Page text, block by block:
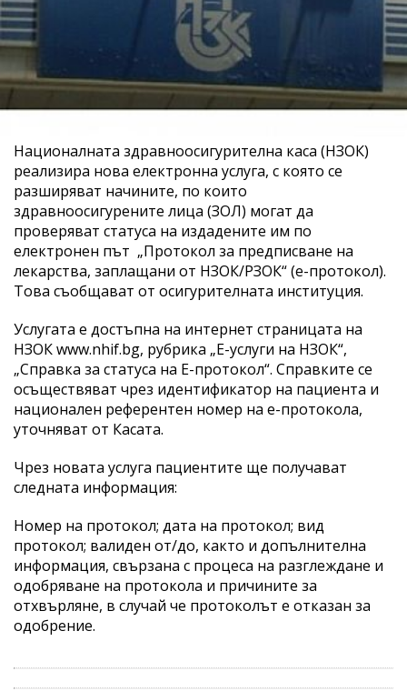
Националната здравноосигурителна каса (НЗОК)
реализира нова електронна услуга, с която се
разширяват начините, по които
здравноосигурените лица (ЗОЛ) могат да
проверяват статуса на издадените им по
електронен път „Протокол за предписване на
лекарства, заплащани от НЗОК/РЗОК“ (е-протокол).
Това съобщават от осигурителната институция.
Услугата е достъпна на интернет страницата на
НЗОК www.nhif.bg, рубрика „Е-услуги на НЗОК“,
„Справка за статуса на Е-протокол“. Справките се
осъществяват чрез идентификатор на пациента и
национален референтен номер на е-протокола,
уточняват от Касата.
Чрез новата услуга пациентите ще получават
следната информация:
Номер на протокол; дата на протокол; вид
протокол; валиден от/до, както и допълнителна
информация, свързана с процеса на разглеждане и
одобряване на протокола и причините за
отхвърляне, в случай че протоколът е отказан за
одобрение.